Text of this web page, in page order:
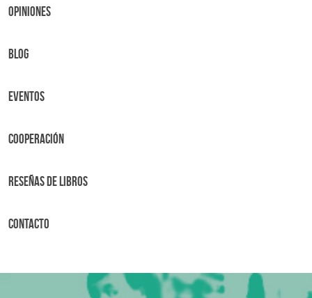
OPINIONES
BLOG
Eventos
Cooperación
Reseñas de libros
Contacto